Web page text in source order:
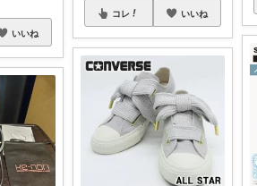
いいね
コレ いいね